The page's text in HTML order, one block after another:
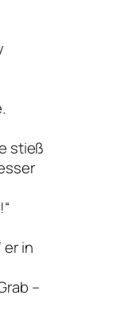
stieß
er in
–